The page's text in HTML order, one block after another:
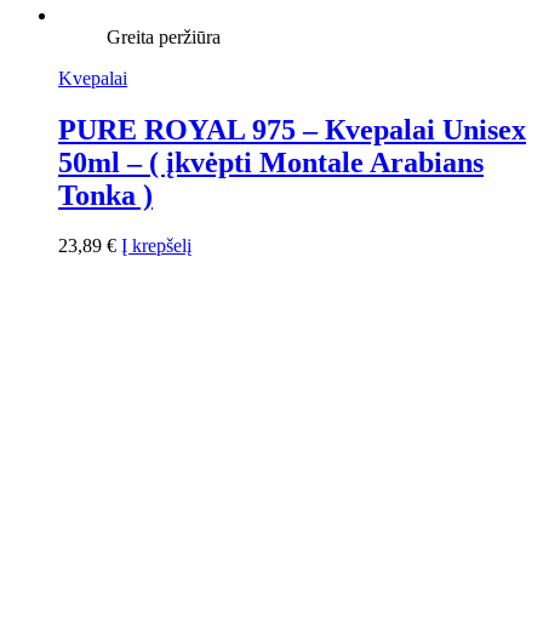
Greita peržiūra
Kvepalai
PURE ROYAL 975 – Кvepalai Unisex
50ml – ( įkvėpti Montale Arabians
Tonka )
23,89 € Į krepšelį